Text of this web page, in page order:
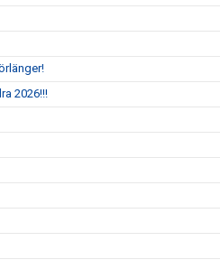
2026!!!